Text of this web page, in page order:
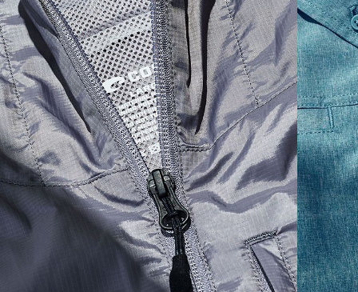
M 21 28 3/4 26 1/2
L 22 29 3/4 27
XL 23 30 3/4 27 1/2
2XL 24 31 3/4 28